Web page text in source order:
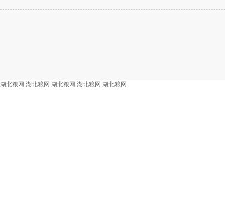
湖北粮网 湖北粮网 湖北粮网 湖北粮网 湖北粮网